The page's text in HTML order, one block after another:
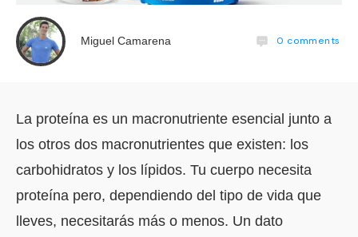
Miguel Camarena 0 comments
La proteína es un macronutriente esencial junto a
los otros dos macronutrientes que existen: los
carbohidratos y los lípidos. Tu cuerpo necesita
proteína pero, dependiendo del tipo de vida que
lleves, necesitarás más o menos. Un dato